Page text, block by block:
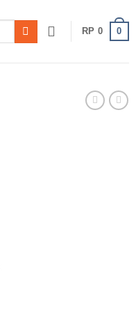
RP 0 0